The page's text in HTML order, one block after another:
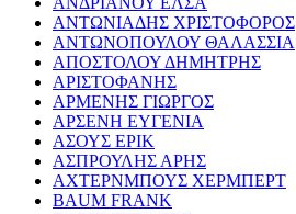
ΑΝΤΩΝΙΑΔΗΣ ΧΡΙΣΤΟΦΟΡΟΣ
ΑΝΤΩΝΟΠΟΥΛΟΥ ΘΑΛΑΣΣΙΑ
ΑΠΟΣΤΟΛΟΥ ΔΗΜΗΤΡΗΣ
ΑΡΙΣΤΟΦΑΝΗΣ
ΑΡΜΕΝΗΣ ΓΙΩΡΓΟΣ
ΑΡΣΕΝΗ ΕΥΓΕΝΙΑ
ΑΣΟΥΣ ΕΡΙΚ
ΑΣΠΡΟΥΛΗΣ ΑΡΗΣ
ΑΧΤΕΡΝΜΠΟΥΣ ΧΕΡΜΠΕΡΤ
BAUM FRANK